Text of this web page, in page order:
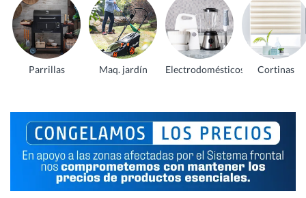
Parrillas Maq. jardín Electrodomésticos Cortinas